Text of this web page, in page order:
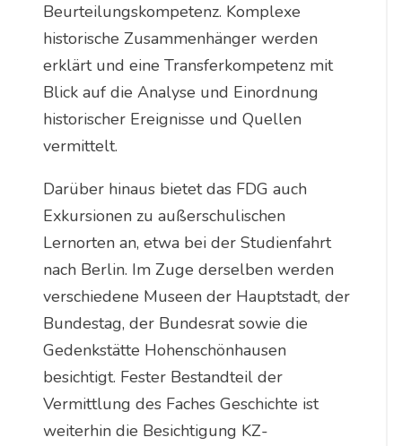
Beurteilungskompetenz. Komplexe
historische Zusammenhänger werden
erklärt und eine Transferkompetenz mit
Blick auf die Analyse und Einordnung
historischer Ereignisse und Quellen
vermittelt.
Darüber hinaus bietet das FDG auch
Exkursionen zu außerschulischen
Lernorten an, etwa bei der Studienfahrt
nach Berlin. Im Zuge derselben werden
verschiedene Museen der Hauptstadt, der
Bundestag, der Bundesrat sowie die
Gedenkstätte Hohenschönhausen
besichtigt. Fester Bestandteil der
Vermittlung des Faches Geschichte ist
weiterhin die Besichtigung KZ-